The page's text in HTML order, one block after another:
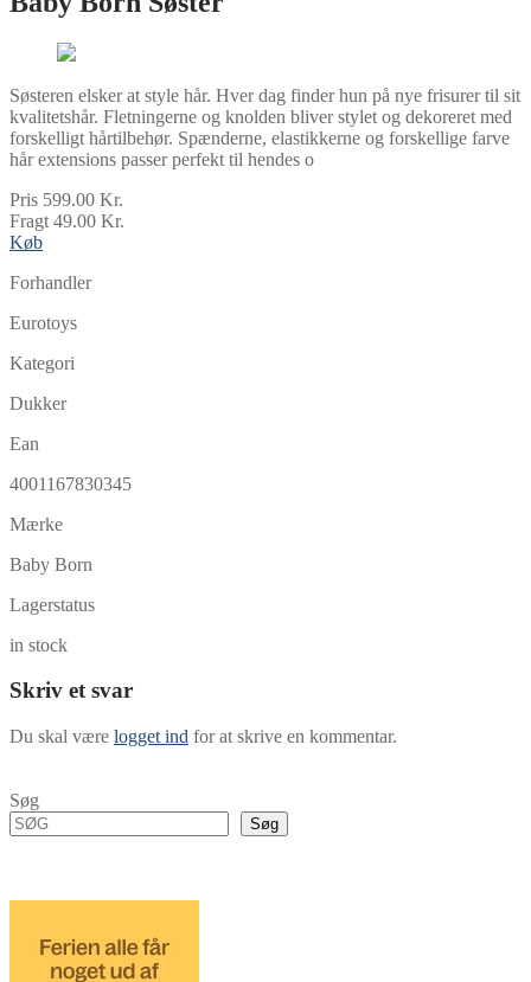
Søsteren elsker at style hår. Hver dag finder hun på nye frisurer til sit
kvalitetshår. Fletningerne og knolden bliver stylet og dekoreret med
forskelligt hårtilbehør. Spænderne, elastikkerne og forskellige farve
hår extensions passer perfekt til hendes o
Pris 599.00 Kr.
Fragt 49.00 Kr.
Køb
Forhandler
Eurotoys
Kategori
Dukker
Ean
4001167830345
Mærke
Baby Born
Lagerstatus
in stock
Skriv et svar
Du skal være logget ind for at skrive en kommentar.
Søg
Søg